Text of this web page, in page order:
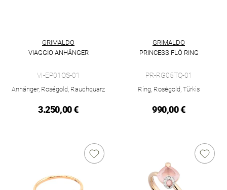
GRIMALDO
VIAGGIO ANHÄNGER
VI-EP01QS-01
Anhänger, Roségold, Rauchquarz
3.250,00 €
GRIMALDO
PRINCESS FLÒ RING
PR-RG05TQ-01
Ring, Roségold, Türkis
990,00 €